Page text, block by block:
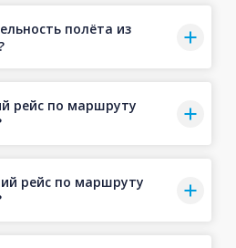
полёта из
рейс по маршруту
рейс по маршруту